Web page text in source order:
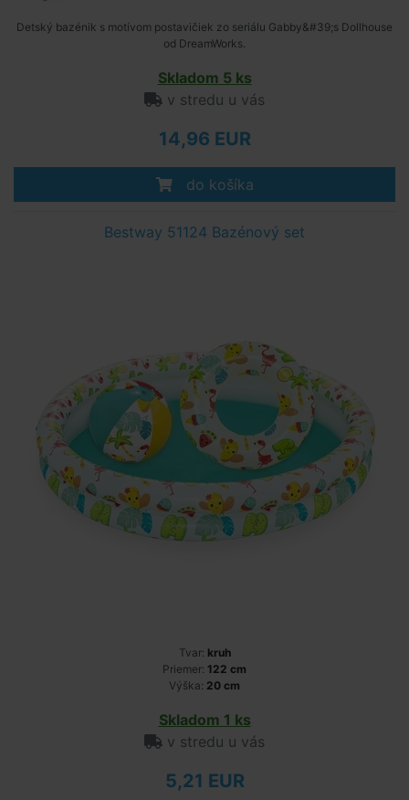
Detský bazénik s motívom postavičiek zo seriálu Gabby&#39;s Dollhouse
od DreamWorks.
Skladom 5 ks
v stredu u vás
14,96 EUR
do košíka
Bestway 51124 Bazénový set
Tvar: kruh
Priemer: 122 cm
Výška: 20 cm
Skladom 1 ks
v stredu u vás
5,21 EUR